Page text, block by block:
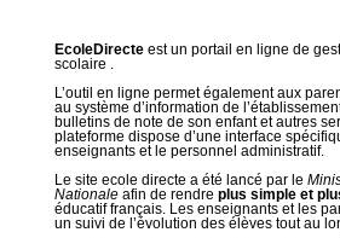
EcoleDirecte est un portail en ligne de
scolaire .
L’outil en ligne permet également aux
au système d’information de
bulletins de note de son enfant et autres
plateforme dispose d’une interface
enseignants et le personnel administratif.
Le site ecole directe a été lancé par le
Nationale afin de rendre plus simple et
éducatif français. Les enseignants et les
un suivi de l’évolution des élèves tout au